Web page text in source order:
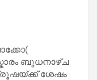
ബുധനാഴ്ച
ശേഷം